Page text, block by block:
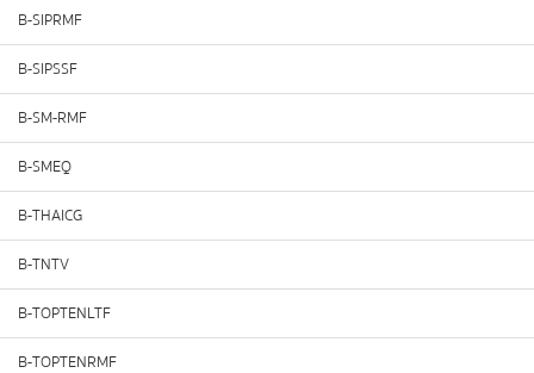
B-SIPRMF
B-SIPSSF
B-SM-RMF
B-SMEQ
B-THAICG
B-TNTV
B-TOPTENLTF
B-TOPTENRMF